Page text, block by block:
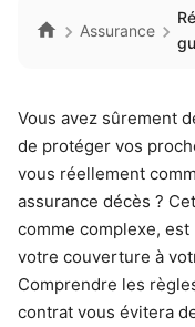
Assurance
Vous avez sûrement
de protéger vos
vous réellement
assurance décès ?
comme complexe,
votre couverture à
Comprendre les
contrat vous évitera